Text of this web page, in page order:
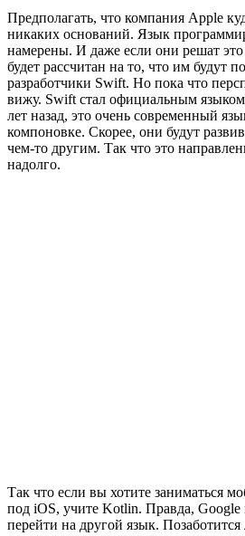
Предполагать, что компания Apple
никаких оснований. Язык
намерены. И даже если они решат
будет рассчитан на то, что им будут
разработчики Swift. Но пока что
вижу. Swift стал официальным языком
лет назад, это очень современный
компоновке. Скорее, они будут
чем-то другим. Так что это
надолго.
Так что если вы хотите заниматься
под iOS, учите Kotlin. Правда,
перейти на другой язык.